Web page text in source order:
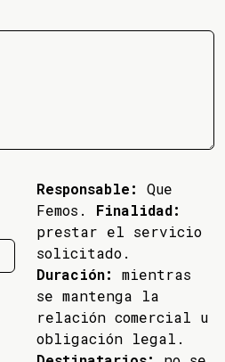
Responsable:
Que
Femos. Finalidad:
prestar el servicio
solicitado.
Duración:
mientras
se mantenga la
relación comercial u
obligación legal.